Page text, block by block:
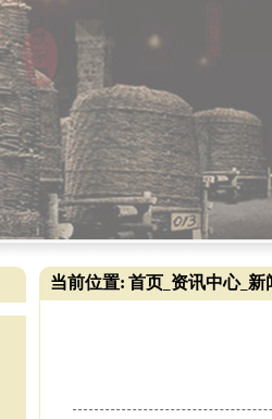
当前位置: 首页 资讯中心_ 新